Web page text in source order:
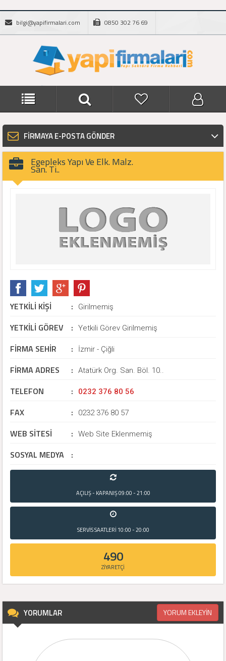
bilgi@yapifirmalari.com 0850 302 76 69
FİRMAYA E-POSTA GÖNDER
Egepleks Yapı Ve Elk. Malz.
San. Ti..
YETKİLİ KİŞİ : Girilmemiş
YETKİLİ GÖREV : Yetkili Görev Girilmemiş
FİRMA SEHİR : İzmir - Çiğli
FİRMA ADRES : Atatürk Org. San. Böl. 10..
TELEFON : 0232 376 80 56
FAX : 0232 376 80 57
WEB SİTESİ : Web Site Eklenmemiş
SOSYAL MEDYA :
AÇILIŞ - KAPANIŞ09:00 - 21:00
SERVİS SAATLERİ 10:00 - 20:00
490
ZİYARETÇİ
YORUMLAR YORUM EKLEYİN